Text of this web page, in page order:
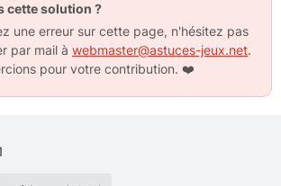
cette solution ?
une erreur sur cette page, n'hésitez pas
par mail à webmaster@astuces-jeux.net.
pour votre contribution. ❤️